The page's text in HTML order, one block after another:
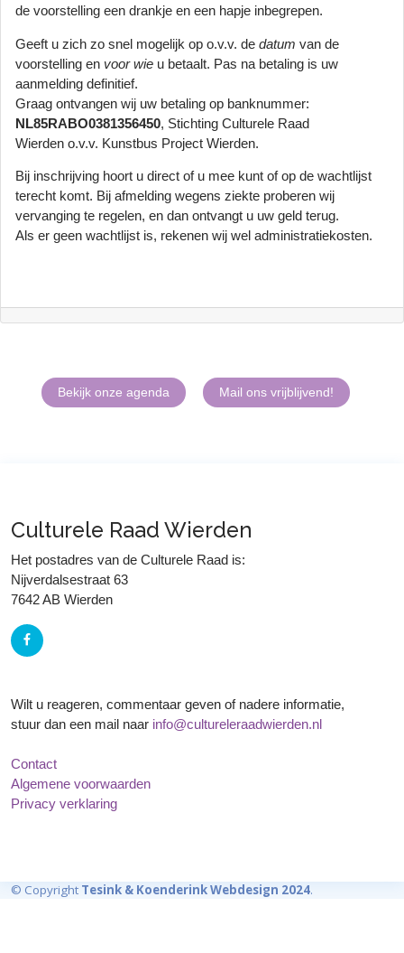
de voorstelling een drankje en een hapje inbegrepen.
Geeft u zich zo snel mogelijk op o.v.v. de datum van de
voorstelling en voor wie u betaalt. Pas na betaling is uw
aanmelding definitief.
Graag ontvangen wij uw betaling op banknummer:
NL85RABO0381356450, Stichting Culturele Raad
Wierden o.v.v. Kunstbus Project Wierden.
Bij inschrijving hoort u direct of u mee kunt of op de wachtlijst
terecht komt. Bij afmelding wegens ziekte proberen wij
vervanging te regelen, en dan ontvangt u uw geld terug.
Als er geen wachtlijst is, rekenen wij wel administratiekosten.
Bekijk onze agenda Mail ons vrijblijvend!
Culturele Raad Wierden
Het postadres van de Culturele Raad is:
Nijverdalsestraat 63
7642 AB Wierden
Wilt u reageren, commentaar geven of nadere informatie,
stuur dan een mail naar info@cultureleraadwierden.nl
Contact
Algemene voorwaarden
Privacy verklaring
© Copyright Tesink & Koenderink Webdesign 2024.